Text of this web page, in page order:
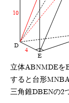
D
E
10
4
立体ABNMDEを
すると台形
三角錐DBENの2